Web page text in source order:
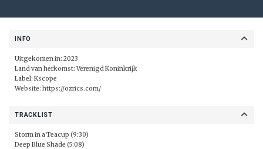
INFO
Uitgekomen in: 2023
Land van herkomst: Verenigd Koninkrijk
Label: Kscope
Website: https://ozrics.com/
TRACKLIST
Storm in a Teacup (9:30)
Deep Blue Shade (5:08)